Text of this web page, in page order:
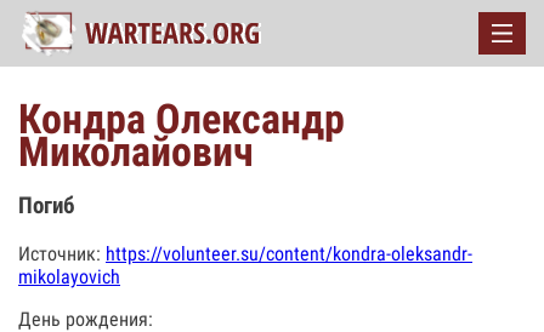
Кондра Олександр
Миколайович
Погиб
Источник: https://volunteer.su/content/kondra-oleksandr-
mikolayovich
День рождения: